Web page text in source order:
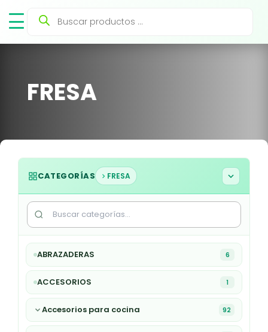
Búsqueda
productos
FRESA
CATEGORÍAS FRESA
ABRAZADERAS 6
ACCESORIOS 1
Accesorios para cocina 92